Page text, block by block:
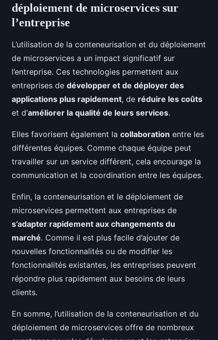
déploiement de microservices sur
l’entreprise
L’utilisation de la conteneurisation et du déploiement
de microservices a un impact significatif sur
l’entreprise. Ces technologies permettent aux
entreprises de développer et de déployer des
applications plus rapidement, de réduire les coûts
et d’améliorer la qualité de leurs services.
Elles favorisent également la collaboration entre les
différentes équipes. Comme chaque équipe peut
travailler sur un service différent, cela encourage la
communication et la coordination entre les équipes.
Enfin, la conteneurisation et le déploiement de
microservices permettent aux entreprises de
s’adapter rapidement aux changements du
marché. Comme il est plus facile d’ajouter de
nouvelles fonctionnalités ou de modifier les
fonctionnalités existantes, les entreprises peuvent
répondre plus rapidement aux besoins de leurs
clients.
En somme, l’utilisation de la conteneurisation et du
déploiement de microservices offre de nombreux